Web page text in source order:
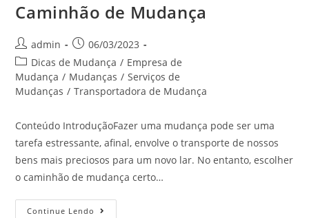
Caminhão de Mudança
admin
06/03/2023
Dicas de Mudança / Empresa de
Mudança / Mudanças / Serviços de
Mudanças / Transportadora de Mudança
Conteúdo IntroduçãoFazer uma mudança pode ser uma
tarefa estressante, afinal, envolve o transporte de nossos
bens mais preciosos para um novo lar. No entanto, escolher
o caminhão de mudança certo…
Continue Lendo